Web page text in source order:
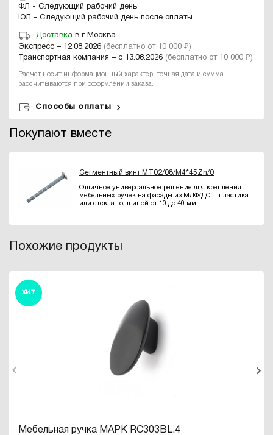
ФЛ - Следующий рабочий день
ЮЛ - Следующий рабочий день после оплаты
Доставка в г Москва
Экспресс – 12.08.2026 (бесплатно от 10 000 ₽)
Транспортная компания – с 13.08.2026 (бесплатно от 10 000 ₽)
Расчет носит информационный характер, точная дата и сумма
рассчитываются при оформлении заказа.
Способы оплаты
Покупают вместе
Сегментный винт MT02/08/M4*45Zn/0
Отличное универсальное решение для крепления
мебельных ручек на фасады из МДФ/ДСП, пластика
или стекла толщиной от 10 до 40 мм.
Похожие продукты
ХИТ
Мебельная ручка МАРК RC303BL.4